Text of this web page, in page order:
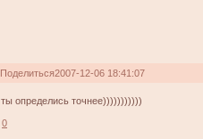
Поделиться2007-12-06 18:41:07
ты определись точнее)))))))))))
0